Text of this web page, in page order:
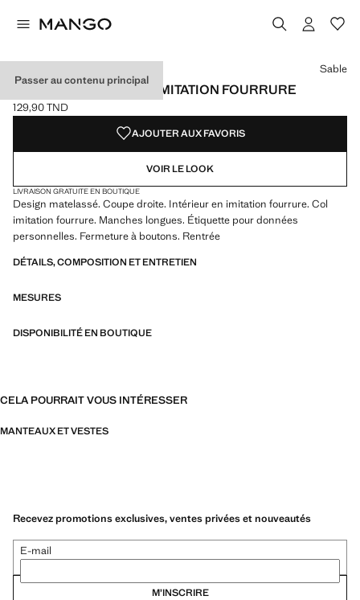
Passer au contenu principal
ANORAK MATELASSÉ IMITATION FOURRURE
Prix actuel [129,90 TND ]
129,90 TND
Choisissez une couleur
Couleur Sable sélectionnée
Sable
AJOUTER AUX FAVORIS
VOIR LE LOOK
LIVRAISON GRATUITE EN BOUTIQUE
Design matelassé. Coupe droite. Intérieur en imitation fourrure. Col
imitation fourrure. Manches longues. Étiquette pour données
personnelles. Fermeture à boutons. Rentrée
DÉTAILS, COMPOSITION ET ENTRETIEN
MESURES
DISPONIBILITÉ EN BOUTIQUE
CELA POURRAIT VOUS INTÉRESSER
MANTEAUX ET VESTES
Recevez promotions exclusives, ventes privées et nouveautés
E-mail
M’INSCRIRE